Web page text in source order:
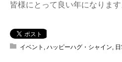
皆様にとって良い年になりま
イベント , ハッピーハグ・シャイン,